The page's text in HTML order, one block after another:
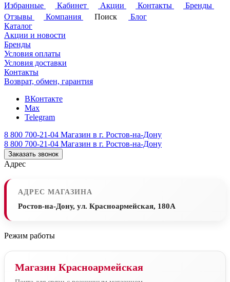
Избранные
Кабинет Акции Контакты
Бренды
Отзывы
Компания Поиск
Блог
Каталог
Акции и новости
Бренды
Условия оплаты
Условия доставки
Контакты
Возврат, обмен, гарантия
ВКонтакте
Max
Telegram
8 800 700-21-04 Магазин в г. Ростов-на-Дону
8 800 700-21-04 Магазин в г. Ростов-на-Дону
Заказать звонок
Адрес
АДРЕС МАГАЗИНА
Ростов-на-Дону, ул. Красноармейская, 180А
Режим работы
Магазин Красноармейская